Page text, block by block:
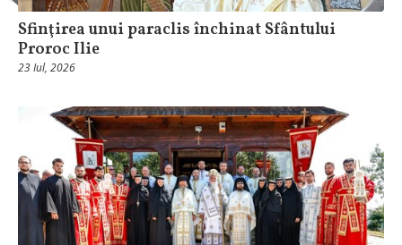
Sfinţirea unui paraclis închinat Sfântului
Proroc Ilie
23 Iul, 2026